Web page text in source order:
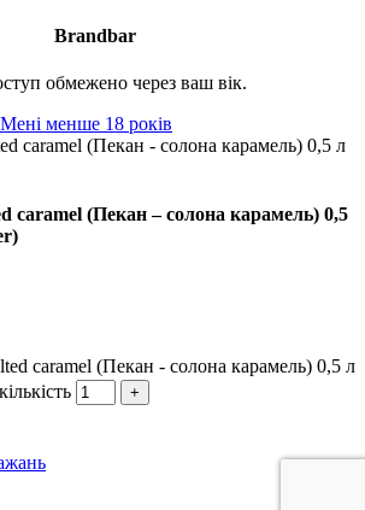
Brandbar
обмежено через ваш вік.
Мені менше 18 років
caramel (Пекан – солона карамель) 0,5
caramel (Пекан - солона карамель) 0,5 л